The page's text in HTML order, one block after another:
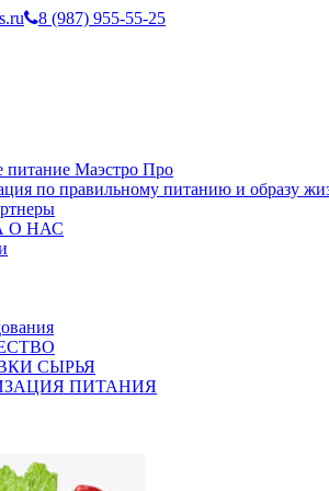
8 (987) 955-55-25
Маэстро
питание Маэстро Про
по правильному питанию и образу
О НАС
СЫРЬЯ
ПИТАНИЯ